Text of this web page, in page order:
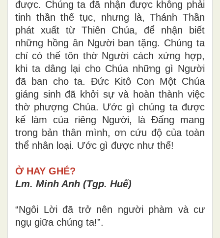
với ta, thì, không ai có thể nhờ công
nghiệp của riêng mình mà đến với Người
được. Chúng ta đã nhận được không phải
tinh thần thế tục, nhưng là, Thánh Thần
phát xuất từ Thiên Chúa, để nhận biết
những hồng ân Người ban tặng. Chúng ta
chỉ có thể tôn thờ Người cách xứng hợp,
khi ta dâng lại cho Chúa những gì Người
đã ban cho ta. Đức Kitô Con Một Chúa
giáng sinh đã khởi sự và hoàn thành việc
thờ phượng Chúa. Ước gì chúng ta được
kể làm của riêng Người, là Đấng mang
thể nhân loại. Ước gì được như thế!
Lm. Minh Anh (Tgp. Huế)